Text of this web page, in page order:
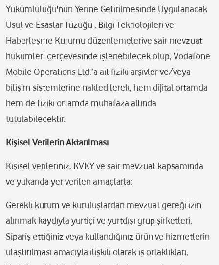
Yükümlülüğü'nün Yerine Getirilmesinde Uygulanacak
Usul ve Esaslar Tüzüğü , Bilgi Teknolojileri ve
Haberleşme Kurumu düzenlemelerive sair mevzuat
hükümleri çerçevesinde işlenebilecek olup, Vodafone
Mobile Operations Ltd.’a ait fiziki arşivler ve/veya
bilişim sistemlerine nakledilerek, hem dijital ortamda
hem de fiziki ortamda muhafaza altında
tutulabilecektir.
Kişisel Verilerin Aktarılması
Kişisel verileriniz, KVKY ve sair mevzuat kapsamında
ve yukarıda yer verilen amaçlarla:
Gerekli kurum ve kuruluşlardan mevzuat gereği izin
alınmak kaydıyla yurtiçi ve yurtdışı grup şirketleri,
Sipariş ettiğiniz veya kullandığınız ürün ve hizmetlerin
ulaştırılması amacıyla ilişkili olarak iş ortaklıkları,